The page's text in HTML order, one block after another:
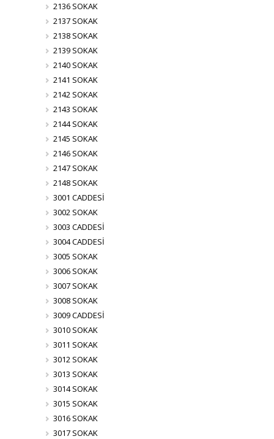
2136 SOKAK
2137 SOKAK
2138 SOKAK
2139 SOKAK
2140 SOKAK
2141 SOKAK
2142 SOKAK
2143 SOKAK
2144 SOKAK
2145 SOKAK
2146 SOKAK
2147 SOKAK
2148 SOKAK
3001 CADDESİ
3002 SOKAK
3003 CADDESİ
3004 CADDESİ
3005 SOKAK
3006 SOKAK
3007 SOKAK
3008 SOKAK
3009 CADDESİ
3010 SOKAK
3011 SOKAK
3012 SOKAK
3013 SOKAK
3014 SOKAK
3015 SOKAK
3016 SOKAK
3017 SOKAK